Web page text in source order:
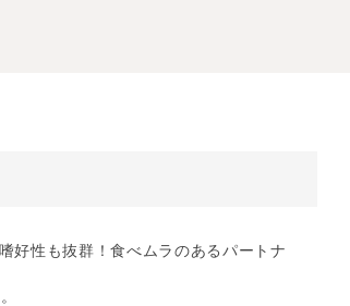
好性も抜群！食べムラのあるパートナ